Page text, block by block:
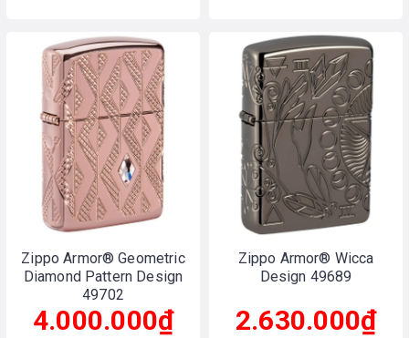
Zippo Armor® Geometric
Diamond Pattern Design
49702
4.000.000₫
Zippo Armor® Wicca
Design 49689
2.630.000₫